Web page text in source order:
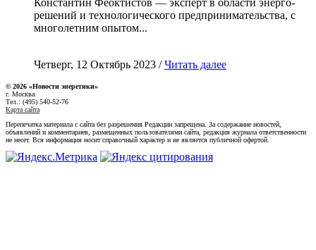
Константин Феоктистов — эксперт в области энерго-
решений и технологического предпринимательства, с
многолетним опытом...
Четверг, 12 Октябрь 2023 /Читать далее
© 2026 «Новости энеретики»
г. Москва
Тел.: (495) 540-52-76
Карта сайта
Перепечатка материала с сайта без разрешения Редакции запрещена. За содержание новостей,
объявлений и комментариев, размещенных пользователями сайта, редакция журнала ответственности
не несет. Вся информация носит справочный характер и не является публичной офертой.